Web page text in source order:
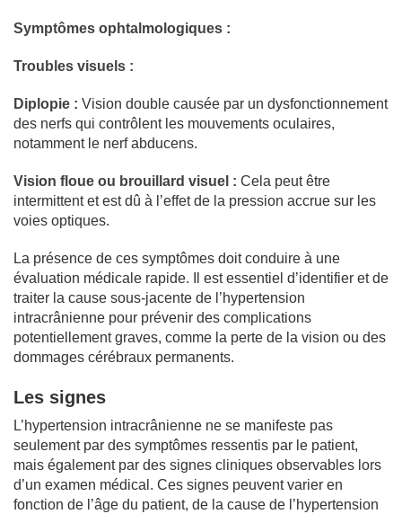
Symptômes ophtalmologiques :
Troubles visuels :
Diplopie : Vision double causée par un dysfonctionnement
des nerfs qui contrôlent les mouvements oculaires,
notamment le nerf abducens.
Vision floue ou brouillard visuel : Cela peut être
intermittent et est dû à l’effet de la pression accrue sur les
voies optiques.
La présence de ces symptômes doit conduire à une
évaluation médicale rapide. Il est essentiel d’identifier et de
traiter la cause sous-jacente de l’hypertension
intracrânienne pour prévenir des complications
potentiellement graves, comme la perte de la vision ou des
dommages cérébraux permanents.
Les signes
L’hypertension intracrânienne ne se manifeste pas
seulement par des symptômes ressentis par le patient,
mais également par des signes cliniques observables lors
d’un examen médical. Ces signes peuvent varier en
fonction de l’âge du patient, de la cause de l’hypertension